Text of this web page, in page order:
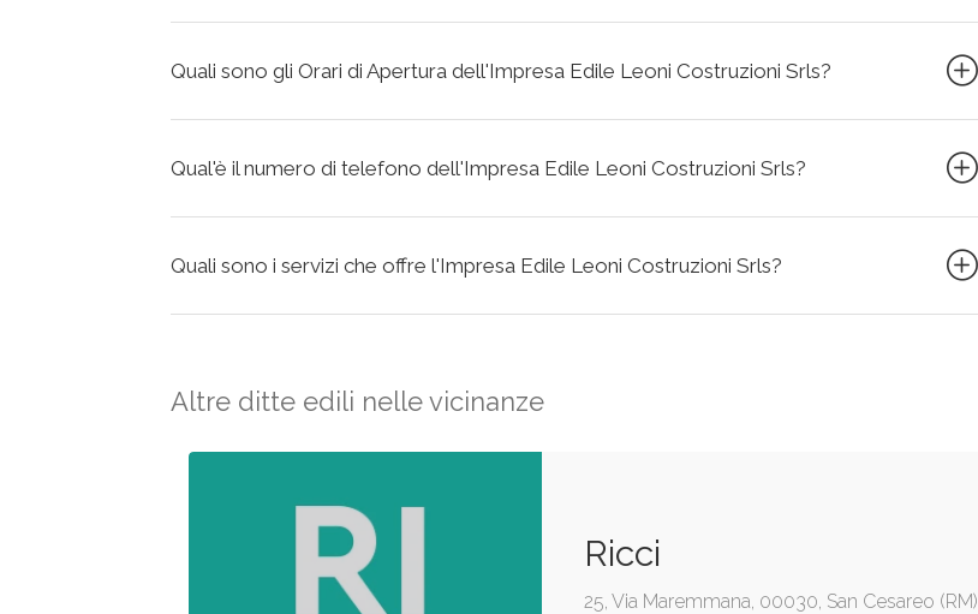
Quali sono gli Orari di Apertura dell'Impresa Edile Leoni Costruzioni Srls?
Qual'è il numero di telefono dell'Impresa Edile Leoni Costruzioni Srls?
Quali sono i servizi che offre l'Impresa Edile Leoni Costruzioni Srls?
Altre ditte edili nelle vicinanze
Ricci
25, Via Maremmana, 00030, San Cesareo (RM)